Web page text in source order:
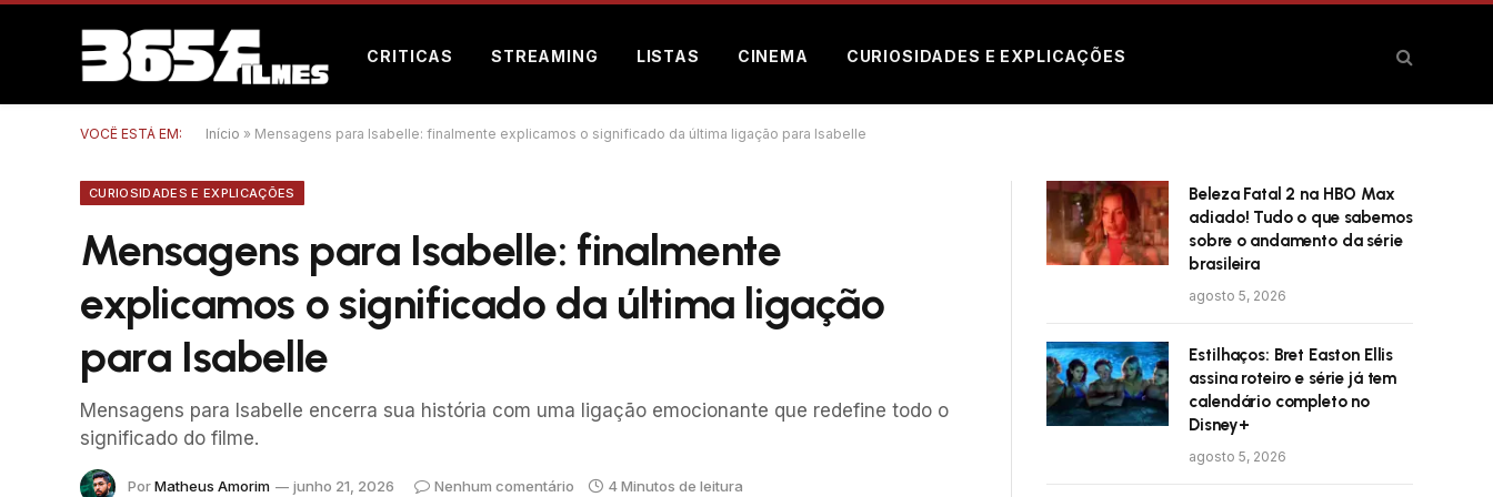
CRITICAS STREAMING LISTAS CINEMA CURIOSIDADES E EXPLICAÇÕES
VOCÊ ESTÁ EM: Início » Mensagens para Isabelle: finalmente explicamos o significado da última ligação para Isabelle
CURIOSIDADES E EXPLICAÇÕES
Mensagens para Isabelle: finalmente
explicamos o significado da última ligação
para Isabelle
Mensagens para Isabelle encerra sua história com uma ligação emocionante que redefine todo o
significado do filme.
PorMatheus Amorim junho 21, 2026 Nenhum comentário 4 Minutos de leitura
Beleza Fatal 2 na HBO Max
adiado! Tudo o que sabemos
sobre o andamento da série
brasileira
agosto 5, 2026
Estilhaços: Bret Easton Ellis
assina roteiro e série já tem
calendário completo no
Disney+
agosto 5, 2026